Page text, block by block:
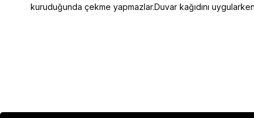
kuruduğunda çekme yapmazlar.Duvar kağıdını uygularken